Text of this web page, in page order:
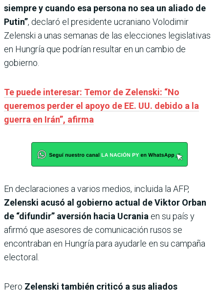
siempre y cuando esa persona no sea un aliado de
Putin”, declaró el presidente ucraniano Volodimir
Zelenski a unas semanas de las elecciones legislativas
en Hungría que podrían resultar en un cambio de
gobierno.
Te puede interesar: Temor de Zelenski: “No
queremos perder el apoyo de EE. UU. debido a la
guerra en Irán”, afirma
En declaraciones a varios medios, incluida la AFP,
Zelenski acusó al gobierno actual de Viktor Orban
de “difundir” aversión hacia Ucrania en su país y
afirmó que asesores de comunicación rusos se
encontraban en Hungría para ayudarle en su campaña
electoral.
Pero Zelenski también criticó a sus aliados